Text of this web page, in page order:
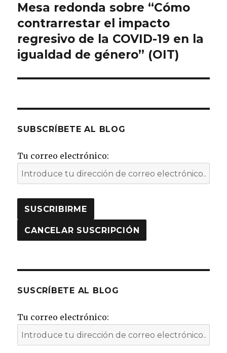
Entrada
siguiente:
Mesa redonda sobre “Cómo
contrarrestar el impacto
regresivo de la COVID-19 en la
igualdad de género” (OIT)
SUBSCRÍBETE AL BLOG
Tu correo electrónico:
SUSCRÍBETE AL BLOG
Tu correo electrónico: